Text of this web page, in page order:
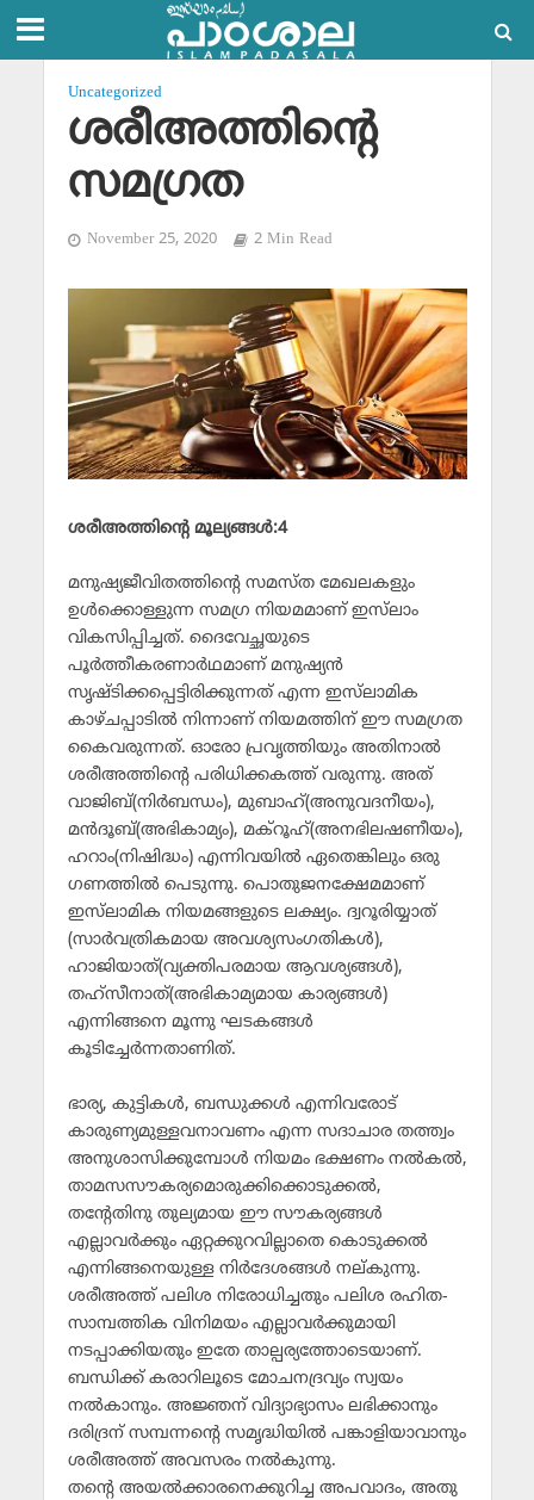
Uncategorized
ശരീഅത്തിന്റെ
സമഗ്രത
November 25, 2020 2 Min Read
ശരീഅത്തിന്റെ മൂല്യങ്ങള്‍:4
മനുഷ്യജീവിതത്തിന്റെ സമസ്ത മേഖലകളും
ഉള്‍ക്കൊള്ളുന്ന സമഗ്ര നിയമമാണ് ഇസ്‌ലാം
വികസിപ്പിച്ചത്. ദൈവേച്ഛയുടെ
പൂര്‍ത്തീകരണാര്‍ഥമാണ് മനുഷ്യന്‍
സൃഷ്ടിക്കപ്പെട്ടിരിക്കുന്നത് എന്ന ഇസ്‌ലാമിക
കാഴ്ചപ്പാടില്‍ നിന്നാണ് നിയമത്തിന് ഈ സമഗ്രത
കൈവരുന്നത്. ഓരോ പ്രവൃത്തിയും അതിനാല്‍
ശരീഅത്തിന്റെ പരിധിക്കകത്ത് വരുന്നു. അത്
വാജിബ്(നിര്‍ബന്ധം), മുബാഹ്(അനുവദനീയം),
മന്‍ദൂബ്(അഭികാമ്യം), മക്‌റൂഹ്(അനഭിലഷണീയം),
ഹറാം(നിഷിദ്ധം) എന്നിവയില്‍ ഏതെങ്കിലും ഒരു
ഗണത്തില്‍ പെടുന്നു. പൊതുജനക്ഷേമമാണ്
ഇസ്‌ലാമിക നിയമങ്ങളുടെ ലക്ഷ്യം. ദ്വറൂരിയ്യാത്
(സാര്‍വത്രികമായ അവശ്യസംഗതികള്‍),
ഹാജിയാത്(വ്യക്തിപരമായ ആവശ്യങ്ങള്‍),
തഹ്‌സീനാത്(അഭികാമ്യമായ കാര്യങ്ങള്‍)
എന്നിങ്ങനെ മൂന്നു ഘടകങ്ങള്‍
കൂടിച്ചേര്‍ന്നതാണിത്.
ഭാര്യ, കുട്ടികള്‍, ബന്ധുക്കള്‍ എന്നിവരോട്
കാരുണ്യമുള്ളവനാവണം എന്ന സദാചാര തത്ത്വം
അനുശാസിക്കുമ്പോള്‍ നിയമം ഭക്ഷണം നല്‍കല്‍,
താമസസൗകര്യമൊരുക്കിക്കൊടുക്കല്‍,
തന്റേതിനു തുല്യമായ ഈ സൗകര്യങ്ങള്‍
എല്ലാവര്‍ക്കും ഏറ്റക്കുറവില്ലാതെ കൊടുക്കല്‍
എന്നിങ്ങനെയുള്ള നിര്‍ദേശങ്ങള്‍ നല്കുന്നു.
ശരീഅത്ത് പലിശ നിരോധിച്ചതും പലിശ രഹിത-
സാമ്പത്തിക വിനിമയം എല്ലാവര്‍ക്കുമായി
നടപ്പാക്കിയതും ഇതേ താല്പര്യത്തോടെയാണ്.
ബന്ധിക്ക് കരാറിലൂടെ മോചനദ്രവ്യം സ്വയം
നല്‍കാനും. അജ്ഞന് വിദ്യാഭ്യാസം ലഭിക്കാനും
ദരിദ്രന് സമ്പന്നന്റെ സമൃദ്ധിയില്‍ പങ്കാളിയാവാനും
ശരീഅത്ത് അവസരം നല്‍കുന്നു.
തന്റെ അയല്‍ക്കാരനെക്കുറിച്ച അപവാദം, അതു